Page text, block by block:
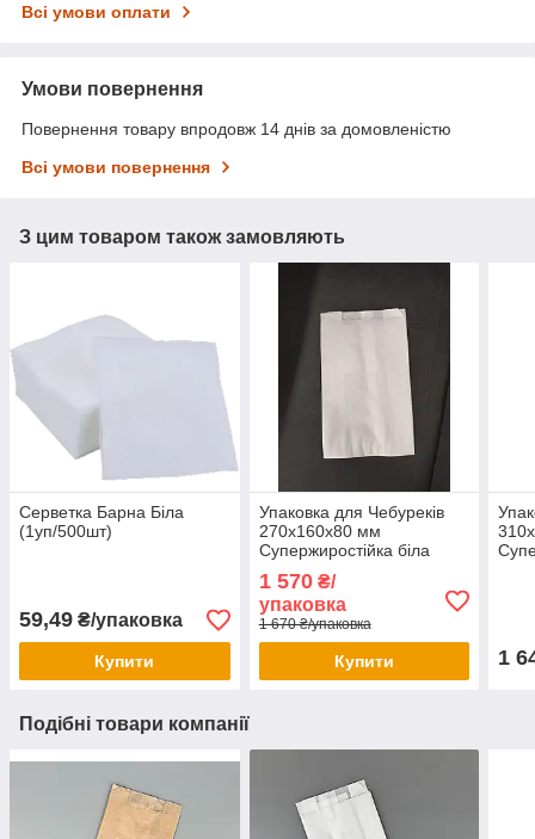
Всі умови оплати
Умови повернення
Повернення товару впродовж 14 днів за домовленістю
Всі умови повернення
З цим товаром також замовляють
Серветка Барна Біла
(1уп/500шт)
59,49 ₴/упаковка
Купити
Упаковка для Чебуреків
270х160х80 мм
Супержиростійка біла
1 570₴/
упаковка
1 670 ₴/упаковка
Купити 1
Подібні товари компанії